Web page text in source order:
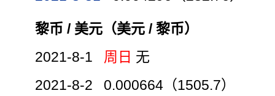
黎币 / 美元（美元 / 黎币）
2021-8-1 周日 无
2021-8-2 0.000664（1505.7）